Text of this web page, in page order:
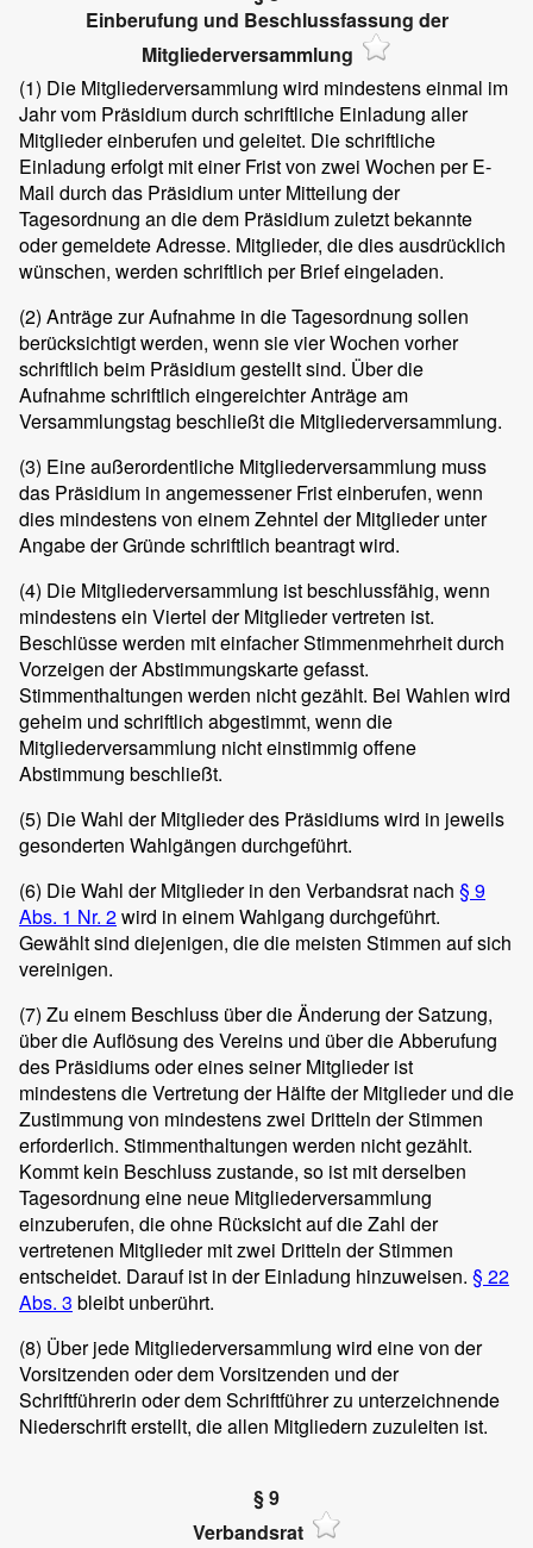
Einberufung und Beschlussfassung der
Mitgliederversammlung
(1) Die Mitgliederversammlung wird mindestens einmal im
Jahr vom Präsidium durch schriftliche Einladung aller
Mitglieder einberufen und geleitet. Die schriftliche
Einladung erfolgt mit einer Frist von zwei Wochen per E-
Mail durch das Präsidium unter Mitteilung der
Tagesordnung an die dem Präsidium zuletzt bekannte
oder gemeldete Adresse. Mitglieder, die dies ausdrücklich
wünschen, werden schriftlich per Brief eingeladen.
(2) Anträge zur Aufnahme in die Tagesordnung sollen
berücksichtigt werden, wenn sie vier Wochen vorher
schriftlich beim Präsidium gestellt sind. Über die
Aufnahme schriftlich eingereichter Anträge am
Versammlungstag beschließt die Mitgliederversammlung.
(3) Eine außerordentliche Mitgliederversammlung muss
das Präsidium in angemessener Frist einberufen, wenn
dies mindestens von einem Zehntel der Mitglieder unter
Angabe der Gründe schriftlich beantragt wird.
(4) Die Mitgliederversammlung ist beschlussfähig, wenn
mindestens ein Viertel der Mitglieder vertreten ist.
Beschlüsse werden mit einfacher Stimmenmehrheit durch
Vorzeigen der Abstimmungskarte gefasst.
Stimmenthaltungen werden nicht gezählt. Bei Wahlen wird
geheim und schriftlich abgestimmt, wenn die
Mitgliederversammlung nicht einstimmig offene
Abstimmung beschließt.
(5) Die Wahl der Mitglieder des Präsidiums wird in jeweils
gesonderten Wahlgängen durchgeführt.
(6) Die Wahl der Mitglieder in den Verbandsrat nach § 9
Abs. 1 Nr. 2wird in einem Wahlgang durchgeführt.
Gewählt sind diejenigen, die die meisten Stimmen auf sich
vereinigen.
(7) Zu einem Beschluss über die Änderung der Satzung,
über die Auflösung des Vereins und über die Abberufung
des Präsidiums oder eines seiner Mitglieder ist
mindestens die Vertretung der Hälfte der Mitglieder und die
Zustimmung von mindestens zwei Dritteln der Stimmen
erforderlich. Stimmenthaltungen werden nicht gezählt.
Kommt kein Beschluss zustande, so ist mit derselben
Tagesordnung eine neue Mitgliederversammlung
einzuberufen, die ohne Rücksicht auf die Zahl der
vertretenen Mitglieder mit zwei Dritteln der Stimmen
entscheidet. Darauf ist in der Einladung hinzuweisen. § 22
Abs. 3 bleibt unberührt.
(8) Über jede Mitgliederversammlung wird eine von der
Vorsitzenden oder dem Vorsitzenden und der
Schriftführerin oder dem Schriftführer zu unterzeichnende
Niederschrift erstellt, die allen Mitgliedern zuzuleiten ist.
§ 9
Verbandsrat